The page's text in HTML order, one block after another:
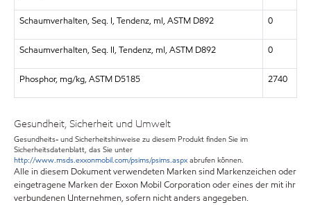
Schaumverhalten, Seq. I, Tendenz, ml, ASTM D892 0
Schaumverhalten, Seq. II, Tendenz, ml, ASTM D892 0
Phosphor, mg/kg, ASTM D5185 2740
Gesundheit, Sicherheit und Umwelt
Gesundheits- und Sicherheitshinweise zu diesem Produkt finden Sie im
Sicherheitsdatenblatt, das Sie unter
http://www.msds.exxonmobil.com/psims/psims.aspxabrufen können.
Alle in diesem Dokument verwendeten Marken sind Markenzeichen oder
eingetragene Marken der Exxon Mobil Corporation oder eines der mit ihr
verbundenen Unternehmen, sofern nicht anders angegeben.